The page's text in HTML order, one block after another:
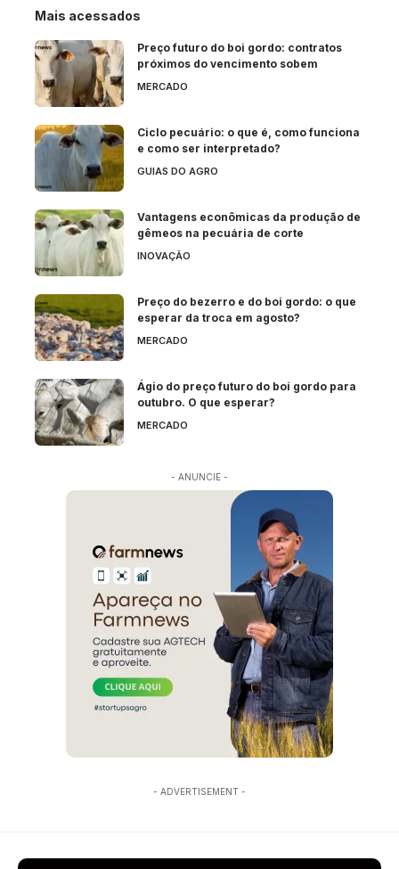
Mais acessados
Preço futuro do boi gordo: contratos
próximos do vencimento sobem
MERCADO
Ciclo pecuário: o que é, como funciona
e como ser interpretado?
GUIAS DO AGRO
Vantagens econômicas da produção de
gêmeos na pecuária de corte
INOVAÇÃO
Preço do bezerro e do boi gordo: o que
esperar da troca em agosto?
MERCADO
Ágio do preço futuro do boi gordo para
outubro. O que esperar?
MERCADO
- ANUNCIE -
- ADVERTISEMENT -